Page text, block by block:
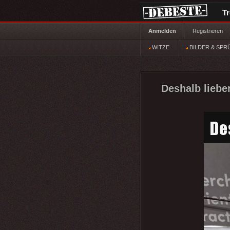
Anmelden Registrieren
WITZE BILDER &
Deshalb